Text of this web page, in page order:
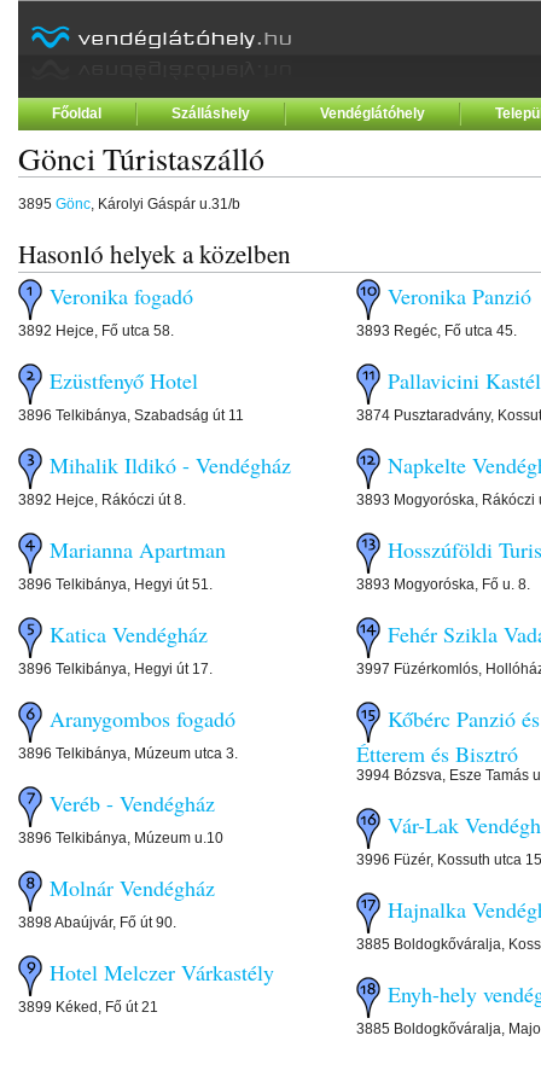
Főoldal Szálláshely Vendéglátóhely
Gönci Túristaszálló
3895 Gönc, Károlyi Gáspár u.31/b
Hasonló helyek a közelben
Veronika fogadó
3892 Hejce, Fő utca 58.
Ezüstfenyő Hotel
3896 Telkibánya, Szabadság út 11
Mihalik Ildikó - Vendégház
3892 Hejce, Rákóczi út 8.
Marianna Apartman
3896 Telkibánya, Hegyi út 51.
Katica Vendégház
3896 Telkibánya, Hegyi út 17.
Aranygombos fogadó
3896 Telkibánya, Múzeum utca 3.
Veréb - Vendégház
3896 Telkibánya, Múzeum u.10
Molnár Vendégház
3898 Abaújvár, Fő út 90.
Hotel Melczer Várkastély
3899 Kéked, Fő út 21
Veronika Panzió
3893 Regéc, Fő utca 45.
Pallavicini
3874 Pusztaradvány,
Napkelte
3893 Mogyoróska, Rákóczi
Hosszúföldi
3893 Mogyoróska, Fő u. 8.
Fehér Szikla
3997 Füzérkomlós,
Kőbérc Panzió
Étterem és Bisztró
3994 Bózsva, Esze Tamás
Vár-Lak
3996 Füzér, Kossuth utca 15
Hajnalka
3885 Boldogkőváralja,
Enyh-hely
3885 Boldogkőváralja,